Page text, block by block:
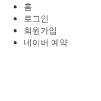
홈
로그인
회원가입
네이버 예약